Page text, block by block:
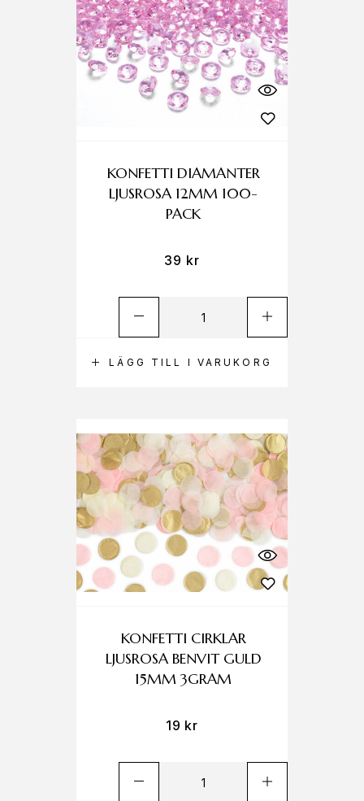
LÄGG TILL I VARUKORG
KONFETTI DIAMANTER
LJUSROSA 12MM 100-
PACK
39 kr
KONFETTI CIRKLAR
LJUSROSA BENVIT GULD
15MM 3GRAM
19 kr